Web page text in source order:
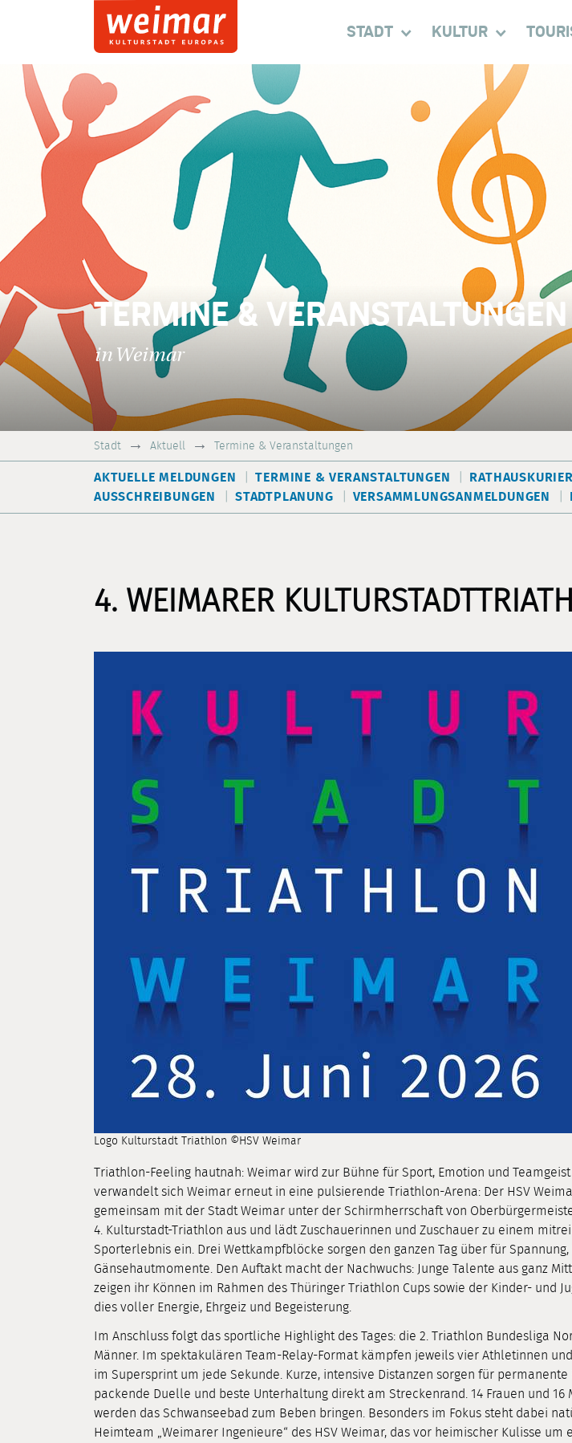
STADT KULTUR
TERMINE & VERANSTALTUNGEN
in Weimar
Stadt Aktuell Termine & Veranstaltungen
AKTUELLE MELDUNGEN TERMINE & VERANSTALTUNGEN RATHAUSKURIER
AUSSCHREIBUNGEN
STADTPLANUNG VERSAMMLUNGSANMELDUNGEN
4. WEIMARER
Logo Kulturstadt Triathlon ©HSV Weimar
Triathlon-Feeling hautnah: Weimar wird zur Bühne für Sport, Emotion und Teamgeist
verwandelt sich Weimar erneut in eine pulsierende Triathlon-Arena: Der HSV
gemeinsam mit der Stadt Weimar unter der Schirmherrschaft von
4. Kulturstadt-Triathlon aus und lädt Zuschauerinnen und Zuschauer zu einem
Sporterlebnis ein. Drei Wettkampfblöcke sorgen den ganzen Tag über für
Gänsehautmomente. Den Auftakt macht der Nachwuchs: Junge Talente aus ganz
zeigen ihr Können im Rahmen des Thüringer Triathlon Cups sowie der Kinder- und
dies voller Energie, Ehrgeiz und Begeisterung.
Im Anschluss folgt das sportliche Highlight des Tages: die 2. Triathlon Bundesliga
Männer. Im spektakulären Team-Relay-Format kämpfen jeweils vier Athletinnen
im Supersprint um jede Sekunde. Kurze, intensive Distanzen sorgen für permanente
packende Duelle und beste Unterhaltung direkt am Streckenrand. 14 Frauen und 16
werden das Schwanseebad zum Beben bringen. Besonders im Fokus steht dabei
Heimteam „Weimarer Ingenieure“ des HSV Weimar, das vor heimischer Kulisse um